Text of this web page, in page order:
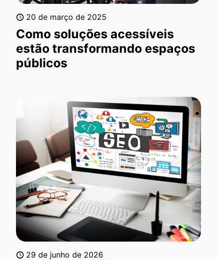
20 de março de 2025
Como soluções acessíveis
estão transformando espaços
públicos
29 de junho de 2026